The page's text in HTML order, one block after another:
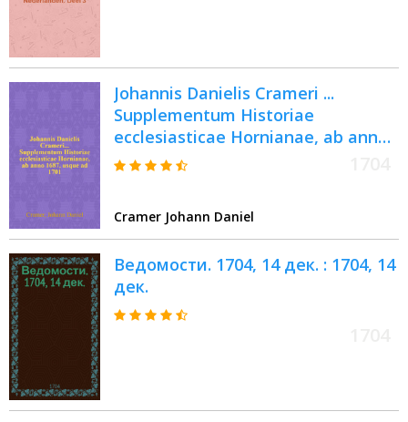
Johannis Danielis Crameri ...
Supplementum Historiae
ecclesiasticae Hornianae, ab anno
1687, usque ad 1701
Cramer Johann Daniel
Ведомости. 1704, 14 дек. : 1704, 14
дек.